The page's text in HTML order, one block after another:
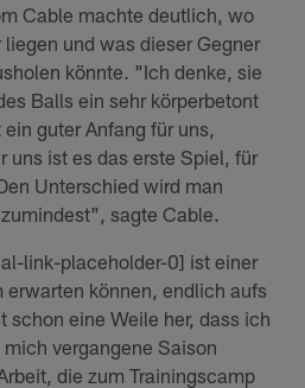
Cable machte deutlich, wo
und was dieser Gegner
könnte. "Ich denke, sie
Balls ein sehr körperbetont
guter Anfang für uns,
uns ist es das erste Spiel, für
Unterschied wird man
sagte Cable.
ist einer
erwarten können, endlich aufs
schon eine Weile her, dass ich
vergangene Saison
die zum Trainingscamp